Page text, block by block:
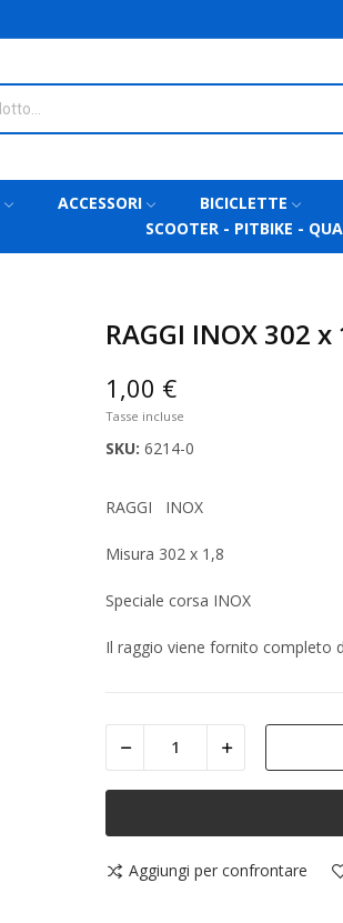
ACCESSORI
BICICLETTE
SCOOTER - PITBIKE -
RAGGI INOX 302 x
1,00 €
Tasse incluse
SKU: 6214-0
RAGGI INOX
Misura 302 x 1,8
Speciale corsa INOX
Il raggio viene fornito completo
Aggiungi per confrontare